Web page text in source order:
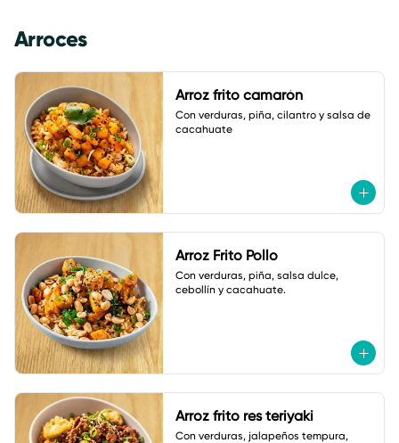
Arroces
Arroz frito camarón
Con verduras, piña, cilantro y salsa de
cacahuate
Arroz Frito Pollo
Con verduras, piña, salsa dulce,
cebollín y cacahuate.
Arroz frito res teriyaki
Con verduras, jalapeños tempura,